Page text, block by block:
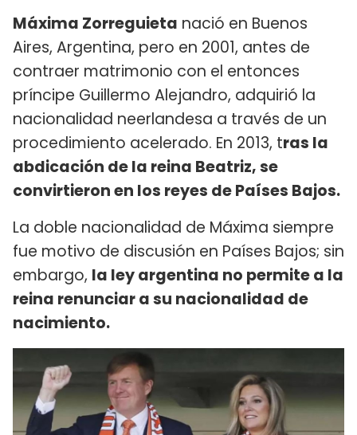
Máxima Zorreguieta nació en Buenos
Aires, Argentina, pero en 2001, antes de
contraer matrimonio con el entonces
príncipe Guillermo Alejandro, adquirió la
nacionalidad neerlandesa a través de un
procedimiento acelerado. En 2013, tras la
abdicación de la reina Beatriz, se
convirtieron en los reyes de Países Bajos.
La doble nacionalidad de Máxima siempre
fue motivo de discusión en Países Bajos; sin
embargo, la ley argentina no permite a la
reina renunciar a su nacionalidad de
nacimiento.